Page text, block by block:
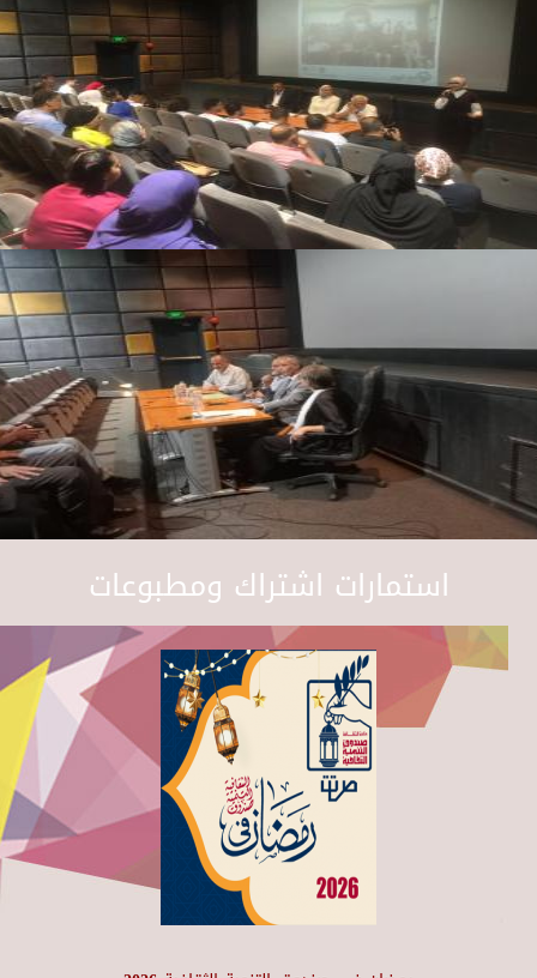
استمارات اشتراك ومطبوعات